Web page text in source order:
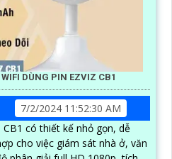
DÙNG PIN EZVIZ CB1
7/2/2024 11:52:30 AM
CB1 có thiết kế nhỏ gọn, dễ
cho việc giám sát nhà ở, văn